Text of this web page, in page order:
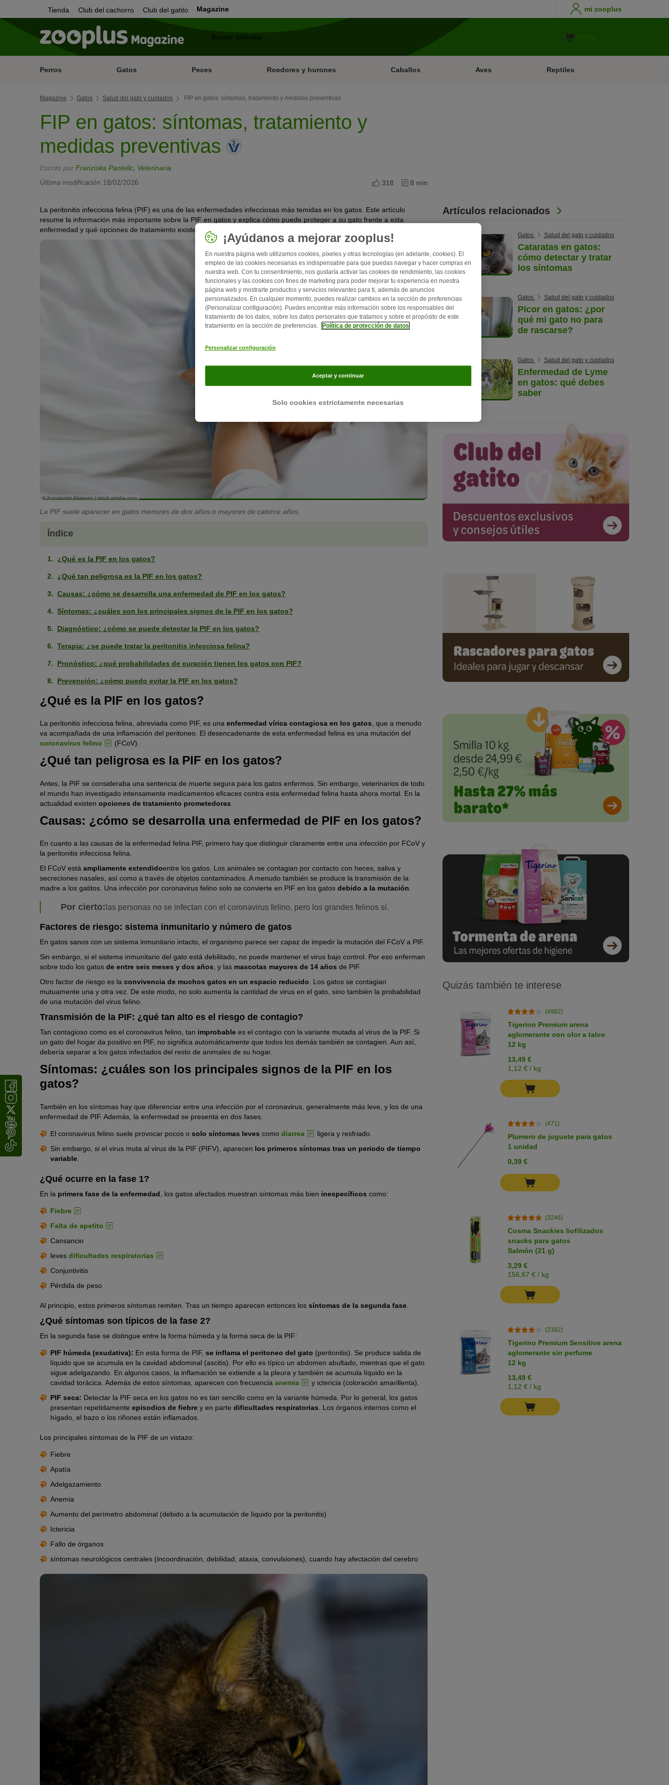
Tienda Club del cachorro Club del gatito Magazine mi zooplus
Perros Gatos Peces Roedores y hurones Caballos Aves Reptiles
Magazine Gatos Salud del gato y cuidados FIP en gatos: síntomas, tratamiento y medidas preventivas
FIP en gatos: síntomas, tratamiento y
medidas preventivas
Escrito por Franziska Pantelic, Veterinaria
Última modificación 18/02/2026 318 8 min
La peritonitis infecciosa felina (PIF) es una de las enfermedades infecciosas más temidas en los gatos. Este artículo
resume la información más importante sobre la PIF en gatos y explica cómo puede proteger a su gato frente a esta
enfermedad y qué opciones de tratamiento existen.
© Konstantin Aksenov / stock.adobe.com
La PIF suele aparecer en gatos menores de dos años o mayores de catorce años.
Índice
¿Qué es la PIF en los gatos?
¿Qué tan peligrosa es la PIF en los gatos?
Causas: ¿cómo se desarrolla una enfermedad de PIF en los gatos?
Síntomas: ¿cuáles son los principales signos de la PIF en los gatos?
Diagnóstico: ¿cómo se puede detectar la PIF en los gatos?
Terapia: ¿se puede tratar la peritonitis infecciosa felina?
Pronóstico: ¿qué probabilidades de curación tienen los gatos con PIF?
Prevención: ¿cómo puedo evitar la PIF en los gatos?
¿Qué es la PIF en los gatos?
La peritonitis infecciosa felina, abreviada como PIF, es una enfermedad vírica contagiosa en los gatos , que a menudo
va acompañada de una inflamación del peritoneo. El desencadenante de esta enfermedad felina es una mutación del
coronavirus felino
(FCoV).
¿Qué tan peligrosa es la PIF en los gatos?
Antes, la PIF se consideraba una sentencia de muerte segura para los gatos enfermos. Sin embargo, veterinarios de todo
el mundo han investigado intensamente medicamentos eficaces contra esta enfermedad felina hasta ahora mortal. En la
actualidad existen opciones de tratamiento prometedoras
Causas: ¿cómo se desarrolla una enfermedad de PIF en los gatos?
En cuanto a las causas de la enfermedad felina PIF, primero hay que distinguir claramente entre una infección por FCoV y
la peritonitis infecciosa felina.
El FCoV está ampliamente extendidoentre los gatos. Los animales se contagian por contacto con heces, saliva y
secreciones nasales, así como a través de objetos contaminados. A menudo también se produce la transmisión de la
madre a los gatitos. Una infección por coronavirus felino solo se convierte en PIF en los gatos debido a la mutación.
Por cierto: las personas no se infectan con el coronavirus felino, pero los grandes felinos sí.
Factores de riesgo: sistema inmunitario y número de gatos
En gatos sanos con un sistema inmunitario intacto, el organismo parece ser capaz de impedir la mutación del FCoV a PIF.
Sin embargo, si el sistema inmunitario del gato está debilitado, no puede mantener el virus bajo control. Por eso enferman
sobre todo los gatos de entre seis meses y dos años, y las mascotas mayores de 14 años de PIF.
Otro factor de riesgo es la convivencia de muchos gatos en un espacio reducido. Los gatos se contagian
mutuamente una y otra vez. De este modo, no solo aumenta la cantidad de virus en el gato, sino también la probabilidad
de una mutación del virus felino.
Transmisión de la PIF: ¿qué tan alto es el riesgo de contagio?
Tan contagioso como es el coronavirus felino, tan improbable es el contagio con la variante mutada al virus de la PIF. Si
un gato del hogar da positivo en PIF, no significa automáticamente que todos los demás también se contagien. Aun así,
debería separar a los gatos infectados del resto de animales de su hogar.
Síntomas: ¿cuáles son los principales signos de la PIF en los
gatos?
También en los síntomas hay que diferenciar entre una infección por el coronavirus, generalmente más leve, y los de una
enfermedad de PIF. Además, la enfermedad se presenta en dos fases.
El coronavirus felino suele provocar pocos o solo síntomas leves como diarrea
ligera y resfriado.
Sin embargo, si el virus muta al virus de la PIF (PIFV), aparecen los primeros síntomas tras un periodo de tiempo
variable
¿Qué ocurre en la fase 1?
En la primera fase de la enfermedad , los gatos afectados muestran síntomas más bien inespecíficos como:
Fiebre
Falta de apetito
Cansancio
leves dificultades respiratorias
Conjuntivitis
Pérdida de peso
Al principio, estos primeros síntomas remiten. Tras un tiempo aparecen entonces los síntomas de la segunda fase
¿Qué síntomas son típicos de la fase 2?
En la segunda fase se distingue entre la forma húmeda y la forma seca de la PIF:
PIF húmeda (exudativa): En esta forma de PIF, se inflama el peritoneo del gato (peritonitis). Se produce salida de
líquido que se acumula en la cavidad abdominal (ascitis). Por ello es típico un abdomen abultado, mientras que el gato
sigue adelgazando. En algunos casos, la inflamación se extiende a la pleura y también se acumula líquido en la
cavidad torácica. Además de estos síntomas, aparecen con frecuencia anemia
y ictericia (coloración amarillenta).
PIF seca: Detectar la PIF seca en los gatos no es tan sencillo como en la variante húmeda. Por lo general, los gatos
presentan repetidamente episodios de fiebre y en parte dificultades respiratorias . Los órganos internos como el
hígado, el bazo o los riñones están inflamados.
Los principales síntomas de la PIF de un vistazo:
Fiebre
Apatía
Adelgazamiento
Anemia
Aumento del perímetro abdominal (debido a la acumulación de líquido por la peritonitis)
Ictericia
Fallo de órganos
síntomas neurológicos centrales (incoordinación, debilidad, ataxia, convulsiones), cuando hay afectación del cerebro
Artículos relacionados
Gatos Salud del gato y cuidados
Cataratas en gatos:
cómo detectar y tratar
los síntomas
Gatos Salud del gato y cuidados
Picor en gatos: ¿por
qué mi gato no para
de rascarse?
Gatos Salud del gato y cuidados
Enfermedad de Lyme
en gatos: qué debes
saber
Quizás también te interese
(4982)
Tigerino Premium arena
aglomerante con olor a talco
12 kg
13,49 €
1,12 € / kg
(471)
Plumero de juguete para gatos
1 unidad
0,39 €
(3246)
Cosma Snackies liofilizados
snacks para gatos
Salmón (21 g)
3,29 €
156,67 € / kg
(2382)
Tigerino Premium Sensitive arena
aglomerante sin perfume
12 kg
13,49 €
1,12 € / kg
¡Ayúdanos a mejorar zooplus!
En nuestra página web utilizamos cookies, píxeles y otras tecnologías (en adelante, cookies). El
empleo de las cookies necesarias es indispensable para que puedas navegar y hacer compras en
nuestra web. Con tu consentimiento, nos gustaría activar las cookies de rendimiento, las cookies
funcionales y las cookies con fines de marketing para poder mejorar tu experiencia en nuestra
página web y mostrarte productos y servicios relevantes para ti, además de anuncios
personalizados. En cualquier momento, puedes realizar cambios en la sección de preferencias
(Personalizar configuración). Puedes encontrar más información sobre los responsables del
tratamiento de los datos, sobre los datos personales que tratamos y sobre el propósito de este
tratamiento en la sección de preferencias.
Política de protección de datos
Personalizar configuración
Solo cookies estrictamente necesarias
Aceptar y continuar